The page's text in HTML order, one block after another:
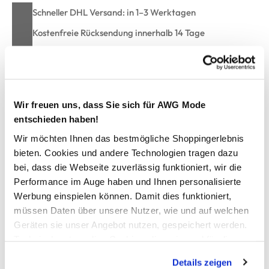
Wir freuen uns, dass Sie sich für AWG Mode
entschieden haben!
Wir möchten Ihnen das bestmögliche Shoppingerlebnis
bieten. Cookies und andere Technologien tragen dazu
bei, dass die Webseite zuverlässig funktioniert, wir die
Performance im Auge haben und Ihnen personalisierte
Werbung einspielen können. Damit dies funktioniert,
müssen Daten über unsere Nutzer, wie und auf welchen
Geräten sie unser Angebot nutzen, gespeichert werden.
Details zeigen
Schneller DHL Versand: in 1–3 Werktagen
Kostenfreie Rücksendung innerhalb 14 Tage
Kostenlose Filiallieferung in Ihre Wunschfiliale
Zur Wunschliste hinzufügen
Jungen Cap mit gesticktem Schriftzug
praktische Cap von Stop+Go
gestickter Schriftprint als Highlight
verstärktes Schild
mit verstellbarem Klettverschluss